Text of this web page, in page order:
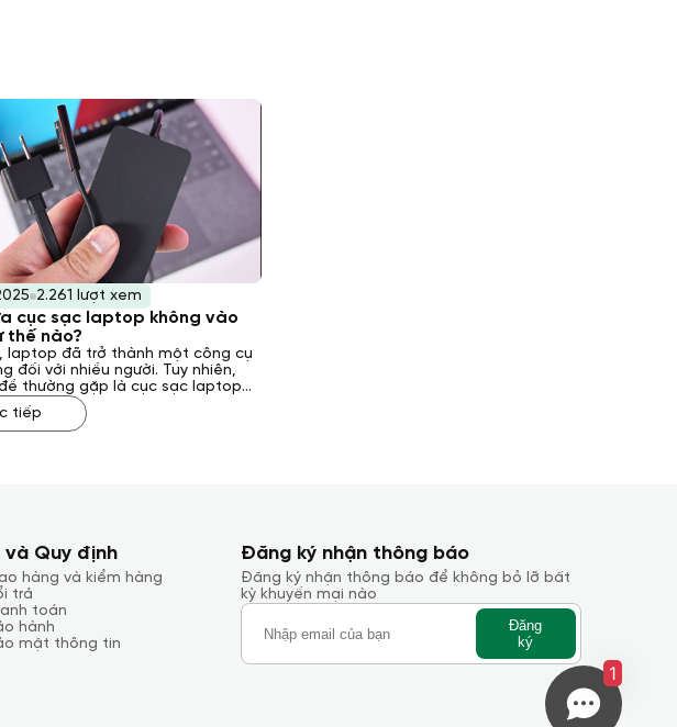
2.261 lượt xem
cục sạc laptop không vào
thế nào?
laptop đã trở thành một công cụ
đối với nhiều người. Tuy nhiên,
thường gặp là cục sạc laptop
điện, gây ra nhiều bất tiện và
công việc. Vậy, cách sửa cục sạc
vào điện như thế nào? Laptop
tiếp
và Quy định
hàng và kiểm hàng
trả
toán
hành
mật thông tin
Đăng ký nhận thông báo
Đăng ký nhận thông báo để không bỏ lỡ bất
kỳ khuyến mại nào
Đăng
ký
1